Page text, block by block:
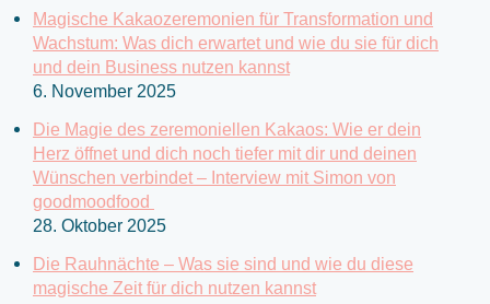
Magische Kakaozeremonien für Transformation und
Wachstum: Was dich erwartet und wie du sie für dich
und dein Business nutzen kannst
6. November 2025
Die Magie des zeremoniellen Kakaos: Wie er dein
Herz öffnet und dich noch tiefer mit dir und deinen
Wünschen verbindet – Interview mit Simon von
goodmoodfood
28. Oktober 2025
Die Rauhnächte – Was sie sind und wie du diese
magische Zeit für dich nutzen kannst